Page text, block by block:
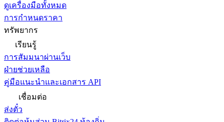
ดูเครื่องมือทั้งหมด
การกำหนดราคา
ทรัพยากร
เรียนรู้
การสัมมนาผ่านเว็บ
ฝ่ายช่วยเหลือ
คู่มือแนะนำและเอกสาร API
เชื่อมต่อ
ส่งตั๋ว